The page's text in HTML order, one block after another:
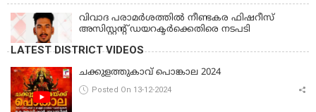
വിവാദ പരാമര്‍ശത്തില്‍ നീണ്ടകര ഫിഷറീസ്
അസിസ്റ്റന്റ് ഡയറക്ടര്‍ക്കെതിരെ നടപടി
LATEST DISTRICT VIDEOS
ചക്കുളത്തുകാവ് പൊങ്കാല 2024
Posted On 13-12-2024